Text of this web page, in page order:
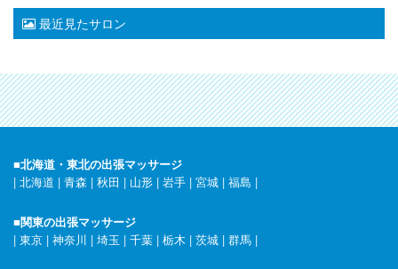
最近見たサロン
■北海道・東北の出張マッサージ
| 北海道 | 青森 | 秋田 | 山形 | 岩手 | 宮城 | 福島 |
■関東の出張マッサージ
| 東京 | 神奈川 | 埼玉 | 千葉 | 栃木 | 茨城 | 群馬 |